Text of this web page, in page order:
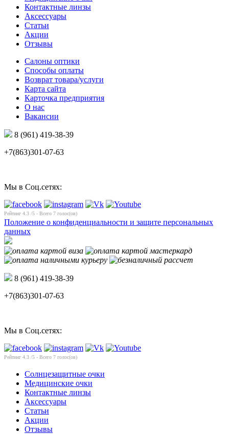
Контактные линзы
Аксессуары
Статьи
Акции
Отзывы
Салоны оптики
Способы оплаты
Возврат товара/услуги
Карта сайта
Карточка предприятия
О нас
Вакансии
8 (961) 419-38-39
+7(863)301-07-63
Мы в Соц.сетях:
Рейтинг 4.3 /5 - Всего 7 голос(ов)
Положение о конфиденциальности и защите персональных
данных
8 (961) 419-38-39
+7(863)301-07-63
Мы в Соц.сетях:
Рейтинг 4.3 /5 - Всего 7 голос(ов)
Солнцезащитные очки
Медицинские очки
Контактные линзы
Аксессуары
Статьи
Акции
Отзывы